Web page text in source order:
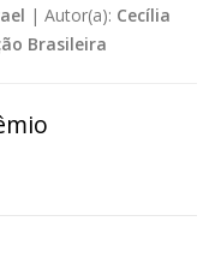
| Autor(a): Cecília
Brasileira